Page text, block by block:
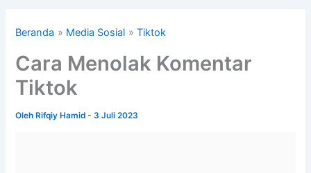
Beranda Media Sosial Tiktok
Cara Menolak Komentar
Tiktok
Oleh Rifqiy Hamid-3 Juli 2023